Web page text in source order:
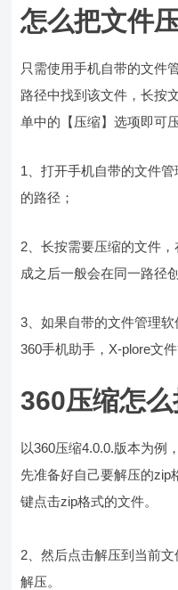
怎么把文件
只需使用手机自带的文件
路径中找到该文件，长按
单中的【压缩】选项即可
1、打开手机自带的文件
的路径；
2、长按需要压缩的文件
成之后一般会在同一路径
3、如果自带的文件管理
360手机助手，X-plore文件
360压缩怎
以360压缩4.0.0.版本为例
先准备好自己要解压的zip
键点击zip格式的文件。
2、然后点击解压到当前
解压。